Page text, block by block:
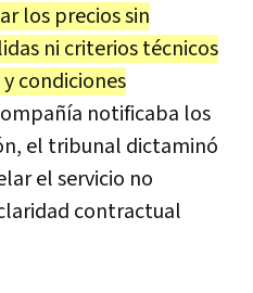
los precios sin
ni criterios técnicos
condiciones
notificaba los
el tribunal dictaminó
el servicio no
contractual